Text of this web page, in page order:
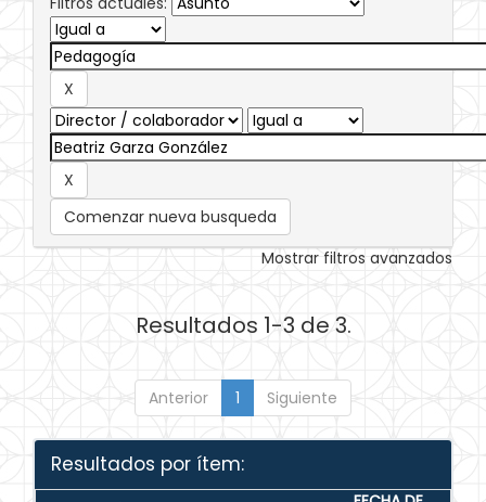
Comenzar nueva busqueda
Mostrar filtros avanzados
Resultados 1-3 de 3.
Anterior 1 Siguiente
Resultados por ítem: